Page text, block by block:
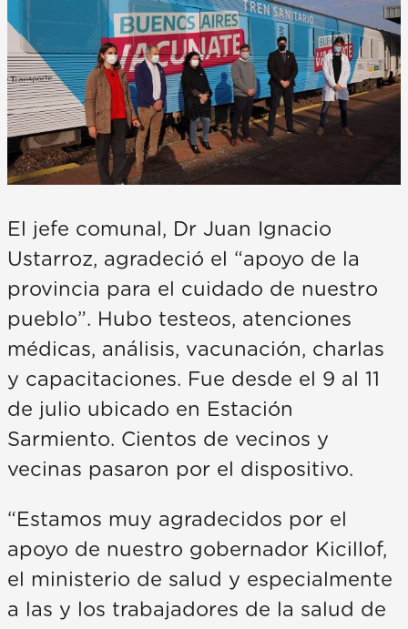
El jefe comunal, Dr Juan Ignacio
Ustarroz, agradeció el “apoyo de la
provincia para el cuidado de nuestro
pueblo”. Hubo testeos, atenciones
médicas, análisis, vacunación, charlas
y capacitaciones. Fue desde el 9 al 11
de julio ubicado en Estación
Sarmiento. Cientos de vecinos y
vecinas pasaron por el dispositivo.
“Estamos muy agradecidos por el
apoyo de nuestro gobernador Kicillof,
el ministerio de salud y especialmente
a las y los trabajadores de la salud de